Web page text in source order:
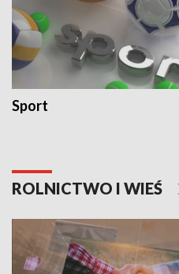
Sport
ROLNICTWO I WIEŚ